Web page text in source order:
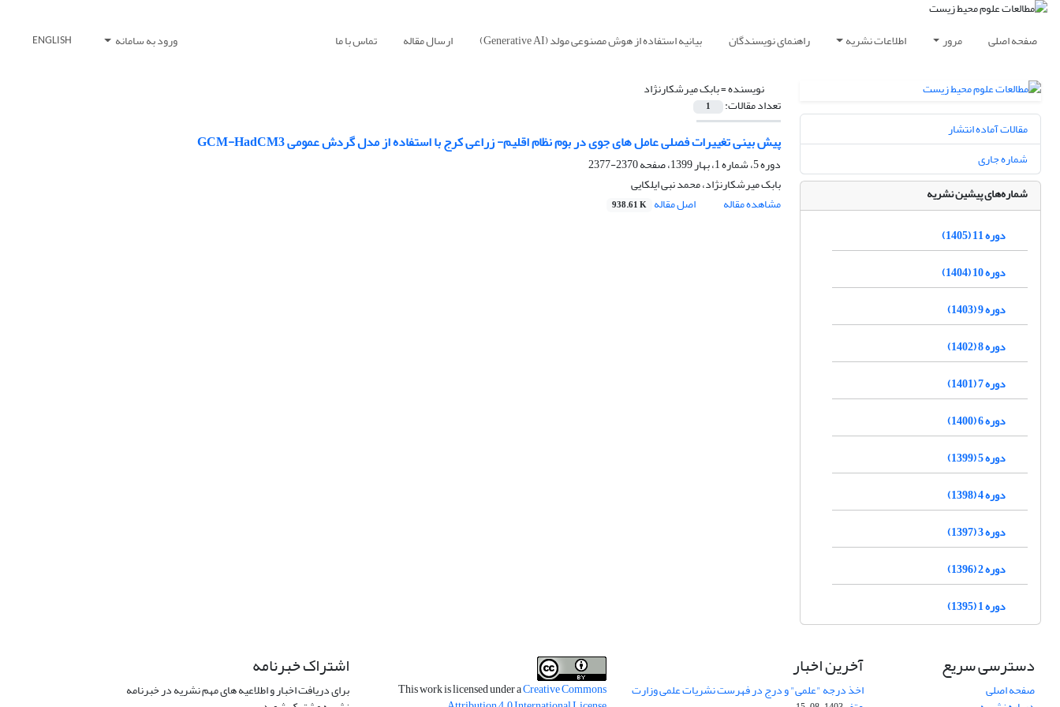
صفحه اصلی مرور اطلاعات نشریه راهنمای نویسندگان بیانیه استفاده از هوش مصنوعی مولد (Generative AI) ارسال مقاله تماس با ما ورود به سامانه ENGLISH
نویسنده =بابک میرشکارنژاد
تعداد مقالات: 1
پیش بینی تغییرات فصلی عامل های جوی در بوم نظام اقلیم- زراعی کرج با استفاده از مدل گردش عمومی GCM-HadCM3
دوره 5، شماره 1، بهار 1399، صفحه
2370-2377
بابک میرشکارنژاد، محمد نبی ایلکایی
مشاهده مقاله
اصل مقاله 938.61 K
مقالات آماده انتشار
شماره جاری
شماره‌های پیشین نشریه
دوره 11 (1405)
دوره 10 (1404)
دوره 9 (1403)
دوره 8 (1402)
دوره 7 (1401)
دوره 6 (1400)
دوره 5 (1399)
دوره 4 (1398)
دوره 3 (1397)
دوره 2 (1396)
دوره 1 (1395)
دسترسی سریع
صفحه اصلی
آخرین اخبار
اخذ درجه "علمی" و درج در فهرست نشریات علمی وزارت This work is licensed under aCreative Commons
اشتراک خبرنامه
برای دریافت اخبار و اطلاعیه های مهم نشریه در خبرنامه